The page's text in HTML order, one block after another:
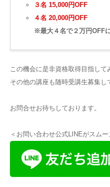
３名 15,000円OFF
４名 20,000円OFF
※最大４名で２万円OFF
この機会に是非資格取得目指して
その他の講座も随時受講生募集し
お問合せお待ちしております。
＜お問い合わせ公式LINEがスムー